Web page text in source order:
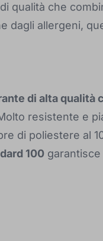
qualità che
dagli allergeni,
di alta qualità
resistente e
di poliestere al
100